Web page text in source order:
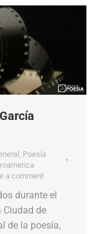
, Poesía
a comment
durante el
Ciudad de
de la poesía,